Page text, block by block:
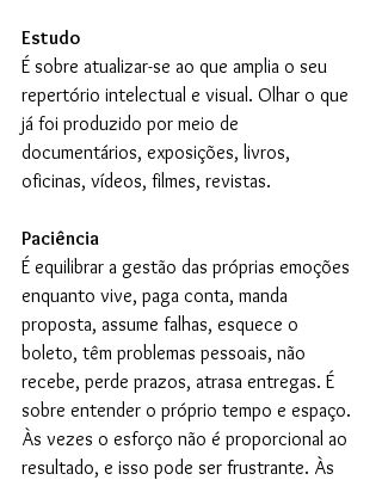
Estudo
É sobre atualizar-se ao que amplia o seu
repertório intelectual e visual. Olhar o que
já foi produzido por meio de
documentários, exposições, livros,
oficinas, vídeos, filmes, revistas.
Paciência
É equilibrar a gestão das próprias emoções
enquanto vive, paga conta, manda
proposta, assume falhas, esquece o
boleto, têm problemas pessoais, não
recebe, perde prazos, atrasa entregas. É
sobre entender o próprio tempo e espaço.
Às vezes o esforço não é proporcional ao
resultado, e isso pode ser frustrante. Às